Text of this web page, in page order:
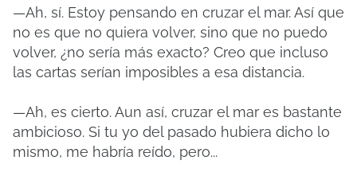
—Ah, sí. Estoy pensando en cruzar el mar. Así que
no es que no quiera volver, sino que no puedo
volver, ¿no sería más exacto? Creo que incluso
las cartas serían imposibles a esa distancia.
—Ah, es cierto. Aun así, cruzar el mar es bastante
ambicioso. Si tu yo del pasado hubiera dicho lo
mismo, me habría reído, pero...